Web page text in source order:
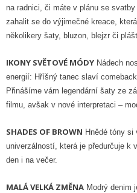
na radnici, či máte v plánu se
zahalit se do výjimečné kreace,
několikery šaty, bluzon, blejzr či
IKONY SVĚTOVÉ MÓDY Nádech
energií: Hříšný tanec slaví
Přinášíme vám legendární šaty ze
filmu, avšak v nové interpretaci –
SHADES OF BROWN Hnědé tóny si
univerzálností, která je předurčuje k
den i na večer.
MALÁ VELKÁ ZMĚNA Modrý denim